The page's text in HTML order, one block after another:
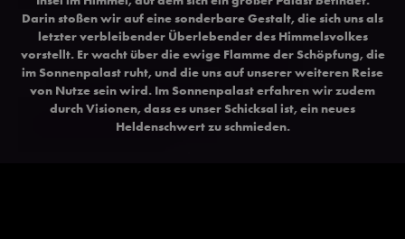
Darin stoßen wir auf eine sonderbare Gestalt, die sich uns als
letzter verbleibender Überlebender des Himmelsvolkes
vorstellt. Er wacht über die ewige Flamme der Schöpfung, die
im Sonnenpalast ruht, und die uns auf unserer weiteren Reise
von Nutze sein wird. Im Sonnenpalast erfahren wir zudem
durch Visionen, dass es unser Schicksal ist, ein neues
Heldenschwert zu schmieden.